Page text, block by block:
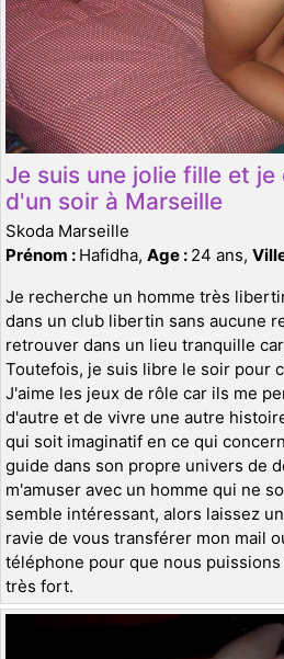
Je suis une jolie fille et
d'un soir à Marseille
Skoda Marseille
Prénom : Hafidha, Age : 24 ans,
Je recherche un homme très
dans un club libertin sans aucune
retrouver dans un lieu tranquille
Toutefois, je suis libre le soir pour
J'aime les jeux de rôle car ils me
d'autre et de vivre une autre
qui soit imaginatif en ce qui
guide dans son propre univers de
m'amuser avec un homme qui ne
semble intéressant, alors laissez
ravie de vous transférer mon mail
téléphone pour que nous
très fort.